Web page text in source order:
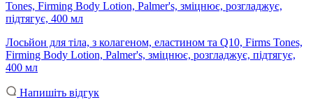
Лосьйон для тіла, з колагеном, еластином та Q10, Firms Tones,
Firming Body Lotion, Palmer's, зміцнює, розгладжує, підтягує,
400 мл
Напишіть відгук